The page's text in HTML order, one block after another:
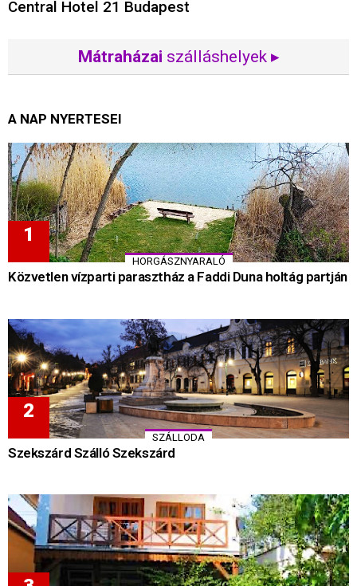
Central Hotel 21 Budapest
Mátraházai szálláshelyek ▸
A NAP NYERTESEI
HORGÁSZNYARALÓ
Közvetlen vízparti parasztház a Faddi Duna holtág partján
SZÁLLODA
Szekszárd Szálló Szekszárd